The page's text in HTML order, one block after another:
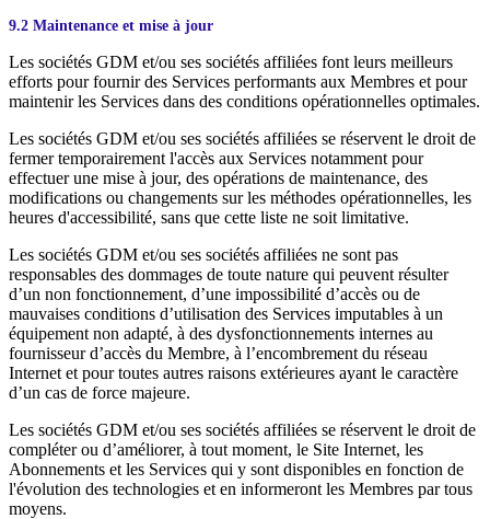
9.2 Maintenance et mise à jour
Les sociétés GDM et/ou ses sociétés affiliées font leurs meilleurs
efforts pour fournir des Services performants aux Membres et pour
maintenir les Services dans des conditions opérationnelles optimales.
Les sociétés GDM et/ou ses sociétés affiliées se réservent le droit de
fermer temporairement l'accès aux Services notamment pour
effectuer une mise à jour, des opérations de maintenance, des
modifications ou changements sur les méthodes opérationnelles, les
heures d'accessibilité, sans que cette liste ne soit limitative.
Les sociétés GDM et/ou ses sociétés affiliées ne sont pas
responsables des dommages de toute nature qui peuvent résulter
d’un non fonctionnement, d’une impossibilité d’accès ou de
mauvaises conditions d’utilisation des Services imputables à un
équipement non adapté, à des dysfonctionnements internes au
fournisseur d’accès du Membre, à l’encombrement du réseau
Internet et pour toutes autres raisons extérieures ayant le caractère
d’un cas de force majeure.
Les sociétés GDM et/ou ses sociétés affiliées se réservent le droit de
compléter ou d’améliorer, à tout moment, le Site Internet, les
Abonnements et les Services qui y sont disponibles en fonction de
l'évolution des technologies et en informeront les Membres par tous
moyens.